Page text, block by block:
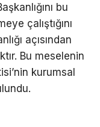
bu
çalıştığını
açısından
Bu meselenin
kurumsal